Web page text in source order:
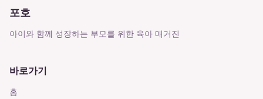
포호
아이와 함께 성장하는 부모를 위한 육아 매거진
바로가기
홈